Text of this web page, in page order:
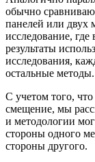
обычно
панелей или двух
исследование, где
результаты
исследования,
остальные методы.
С учетом того,
смещение, мы
и методологии
стороны одного
стороны другого.